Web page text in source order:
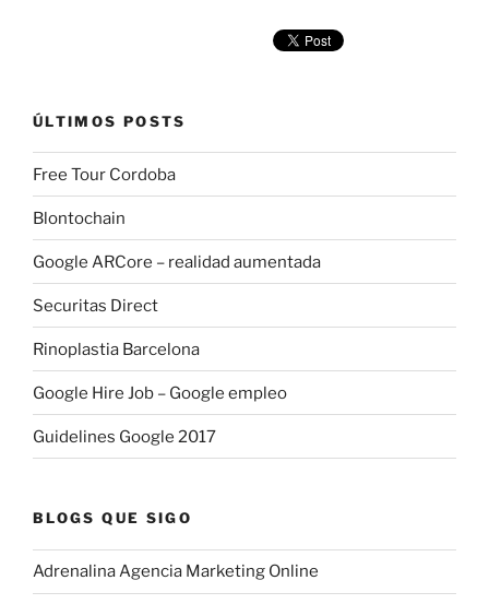
ÚLTIMOS POSTS
Free Tour Cordoba
Blontochain
Google ARCore – realidad aumentada
Securitas Direct
Rinoplastia Barcelona
Google Hire Job – Google empleo
Guidelines Google 2017
BLOGS QUE SIGO
Adrenalina Agencia Marketing Online